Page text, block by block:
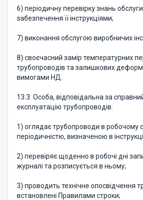
6) періодичну перевірку знань
забезпечення її інструкціями;
7) виконання обслугою виробничих
8) своєчасний замір температурних
трубопроводів та залишкових
вимогами НД.
13.3. Особа, відповідальна за
експлуатацію трубопроводів:
1) оглядає трубопроводи в робочому
періодичністю, визначеною в
2) перевіряє щоденно в робочі дні
журналі та розписується в ньому;
3) проводить технічне опосвідчення
встановлені Правилами строки;